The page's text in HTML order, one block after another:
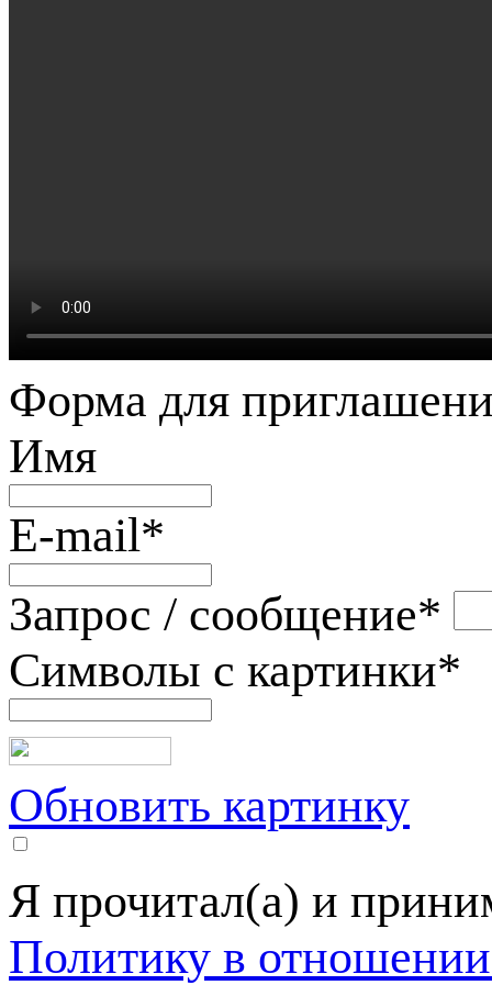
Форма для
Имя
E-mail*
Запрос / сообщение*
Символы с картинки*
Обновить картинку
Я прочитал(а) и
Политику в